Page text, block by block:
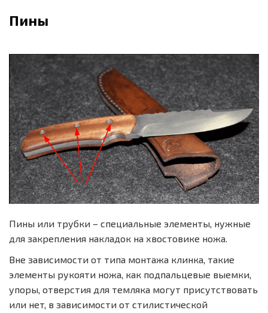
Пины
Пины или трубки – специальные элементы, нужные
для закрепления накладок на хвостовике ножа.
Вне зависимости от типа монтажа клинка, такие
элементы рукояти ножа, как подпальцевые выемки,
упоры, отверстия для темляка могут присутствовать
или нет, в зависимости от стилистической